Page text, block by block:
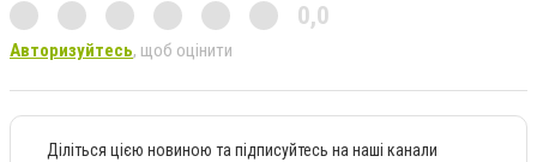
0,0
Авторизуйтесь, щоб оцінити
Діліться цією новиною та підписуйтесь на наші канали